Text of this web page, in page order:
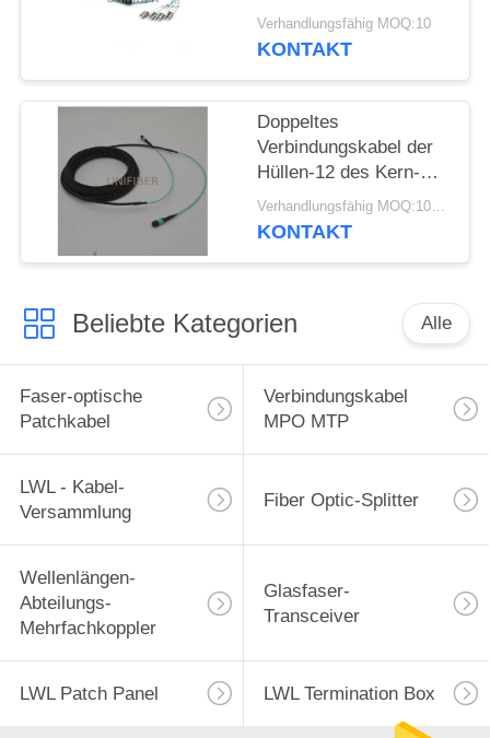
des Kern-OM3 zu LC-
Ausbruch-Art B
Verhandlungsfähig MOQ:10
KONTAKT
Doppeltes
Verbindungskabel der
Hüllen-12 des Kern-
5.5mm MPO MTP
Verhandlungsfähig MOQ:10pcs
KONTAKT
Beliebte Kategorien Alle
Faser-optische
Patchkabel
Verbindungskabel
MPO MTP
LWL - Kabel-
Versammlung
Fiber Optic-Splitter
Wellenlängen-
Abteilungs-
Mehrfachkoppler
Glasfaser-
Transceiver
LWL Patch Panel LWL Termination Box